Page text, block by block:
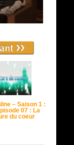
– Saison 1 :
07 : La
du coeur